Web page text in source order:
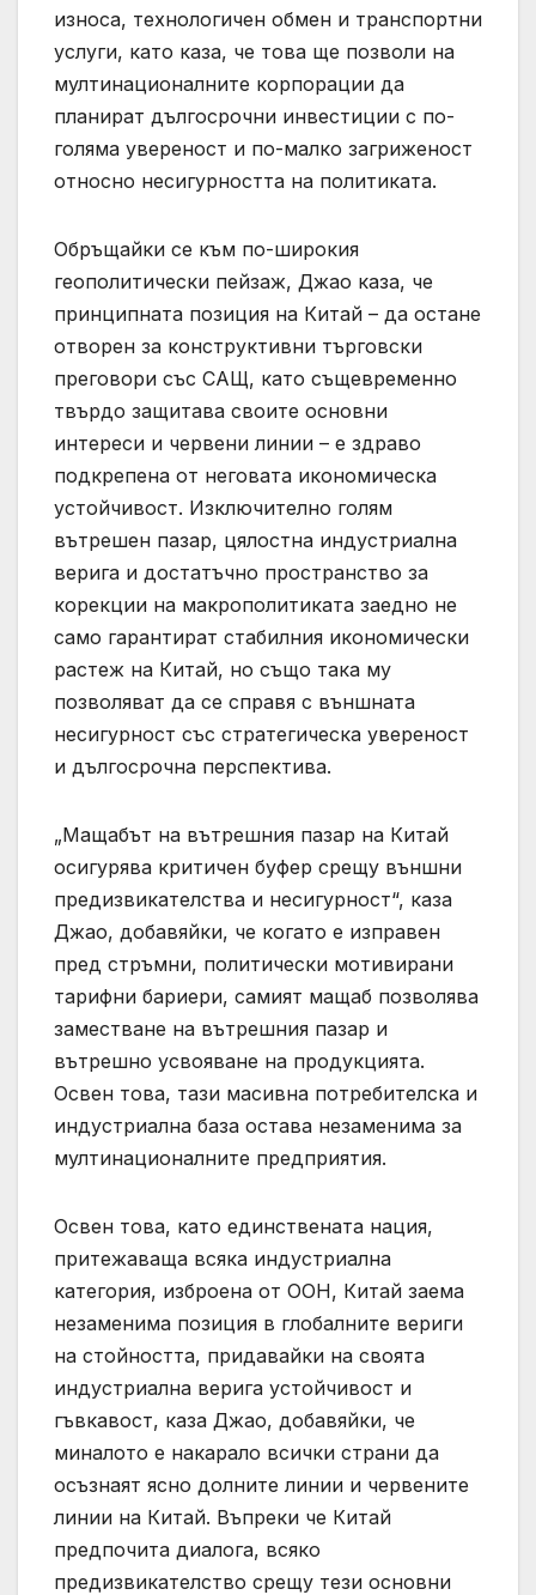
износа, технологичен обмен и транспортни
услуги, като каза, че това ще позволи на
мултинационалните корпорации да
планират дългосрочни инвестиции с по-
голяма увереност и по-малко загриженост
относно несигурността на политиката.
Обръщайки се към по-широкия
геополитически пейзаж, Джао каза, че
принципната позиция на Китай – да остане
отворен за конструктивни търговски
преговори със САЩ, като същевременно
твърдо защитава своите основни
интереси и червени линии – е здраво
подкрепена от неговата икономическа
устойчивост. Изключително голям
вътрешен пазар, цялостна индустриална
верига и достатъчно пространство за
корекции на макрополитиката заедно не
само гарантират стабилния икономически
растеж на Китай, но също така му
позволяват да се справя с външната
несигурност със стратегическа увереност
и дългосрочна перспектива.
„Мащабът на вътрешния пазар на Китай
осигурява критичен буфер срещу външни
предизвикателства и несигурност“, каза
Джао, добавяйки, че когато е изправен
пред стръмни, политически мотивирани
тарифни бариери, самият мащаб позволява
заместване на вътрешния пазар и
вътрешно усвояване на продукцията.
Освен това, тази масивна потребителска и
индустриална база остава незаменима за
мултинационалните предприятия.
Освен това, като единствената нация,
притежаваща всяка индустриална
категория, изброена от ООН, Китай заема
незаменима позиция в глобалните вериги
на стойността, придавайки на своята
индустриална верига устойчивост и
гъвкавост, каза Джао, добавяйки, че
миналото е накарало всички страни да
осъзнаят ясно долните линии и червените
линии на Китай. Въпреки че Китай
предпочита диалога, всяко
предизвикателство срещу тези основни